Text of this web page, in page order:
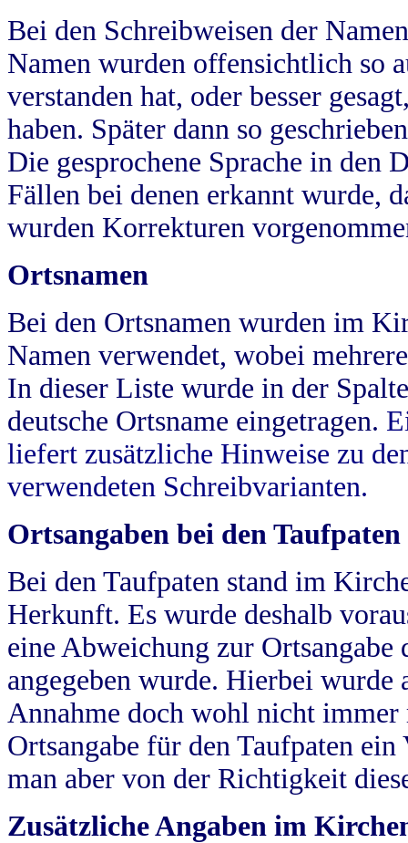
Bei den Schreibweisen der
Namen wurden offensichtlich so
verstanden hat, oder besser
haben. Später dann so
Die gesprochene Sprache in
Fällen bei denen erkannt wurde,
wurden Korrekturen
Ortsnamen
Bei den Ortsnamen wurden im
Namen verwendet, wobei
In dieser Liste wurde in der
deutsche Ortsname eingetragen.
liefert zusätzliche Hinweise zu
verwendeten Schreibvarianten.
Ortsangaben bei den Taufpaten
Bei den Taufpaten stand im
Herkunft. Es wurde deshalb
eine Abweichung zur
angegeben wurde. Hierbei wurde
Annahme doch wohl nicht
Ortsangabe für den Taufpaten
man aber von der Richtigkeit
Zusätzliche Angaben im